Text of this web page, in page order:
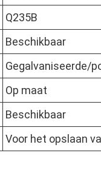
Q235B
Beschikbaar
Gegalvaniseerde/
Op maat
Beschikbaar
Voor het opslaan